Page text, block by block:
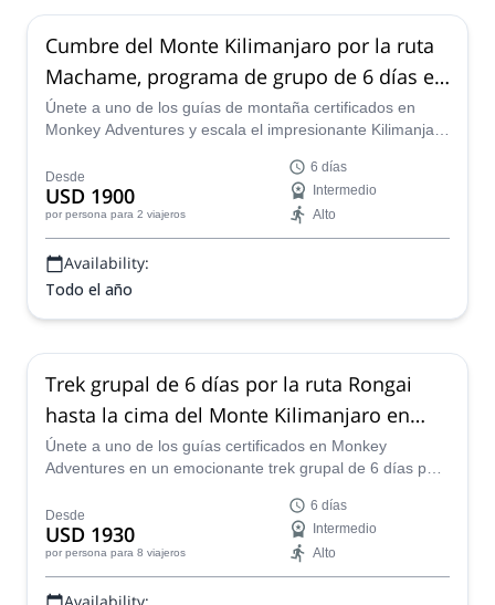
Cumbre del Monte Kilimanjaro por la ruta
Machame, programa de grupo de 6 días en
Tanzania
Únete a uno de los guías de montaña certificados en
Monkey Adventures y escala el impresionante Kilimanjaro
solo para ti!
Desde
USD 1900
por persona para 2 viajeros
6 días
Intermedio
Alto
Availability:
Todo el año
Trek grupal de 6 días por la ruta Rongai
hasta la cima del Monte Kilimanjaro en
Tanzania
Únete a uno de los guías certificados en Monkey
Adventures en un emocionante trek grupal de 6 días por
Tanzania.
Desde
USD 1930
por persona para 8 viajeros
6 días
Intermedio
Alto